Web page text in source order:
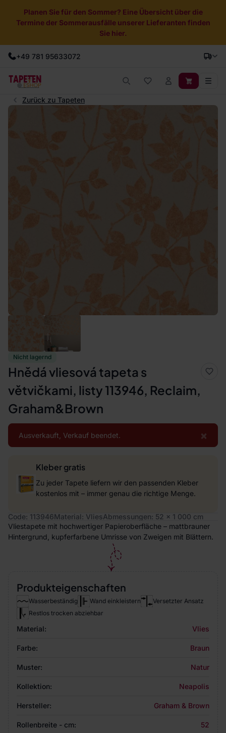
Planen Sie für den Sommer? Eine Übersicht über die
Termine der Sommerausfälle unserer Lieferanten finden
Sie hier.
+49 781 95633072
Zurück zu Tapeten
Nicht lagernd
Hnědá vliesová tapeta s
větvičkami, listy 113946, Reclaim,
Graham&Brown
×
Ausverkauft, Verkauf beendet.
Kleber gratis
Zu jeder Tapete liefern wir den passenden Kleber
kostenlos mit – immer genau die richtige Menge.
Code: 113946Material: VliesAbmessungen: 52 x 1 000 cm
Vliestapete mit hochwertiger Papieroberfläche – mattbrauner
Hintergrund, kupferfarbene Umrisse von Zweigen mit Blättern.
Produkteigenschaften
Wasserbeständig Wand einkleistern
Versetzter Ansatz
Restlos trocken abziehbar
Material: Vlies
Farbe: Braun
Muster: Natur
Kollektion: Neapolis
Hersteller: Graham & Brown
Rollenbreite - cm: 52